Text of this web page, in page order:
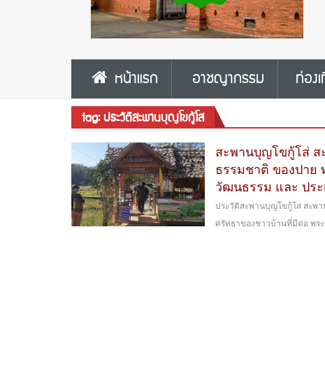
หน้าแรก อาชญากรรม ท่อง
tag: ประวัติสะพานบุญโขกู้โส
สะพานบุญโขกู้โส่ ส
ธรรมชาติ ของปาย
วัฒนธรรม และ ปร
ประวัติสะพานบุญโขกู้โส สะพา
ศรัทธาของชาวบ้านที่มีต่อ พร